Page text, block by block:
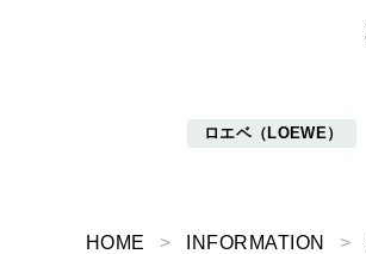
ロエベ（LOEWE）
HOME INFORMATION